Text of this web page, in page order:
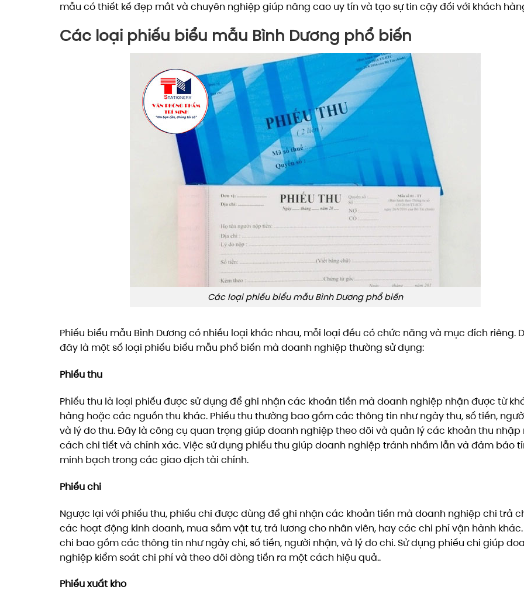
mẫu có thiết kế đẹp mắt và chuyên nghiệp giúp nâng cao uy tín và tạo sự tin cậy đối với khách
Các loại phiếu biểu mẫu Bình Dương phổ biến
Các loại phiếu biểu mẫu Bình Dương phổ biến
Phiếu biểu mẫu Bình Dương có nhiều loại khác nhau, mỗi loại đều có chức năng và mục đích riêng.
đây là một số loại phiếu biểu mẫu phổ biến mà doanh nghiệp thường sử dụng:
Phiếu thu
Phiếu thu là loại phiếu được sử dụng để ghi nhận các khoản tiền mà doanh nghiệp nhận được từ
hàng hoặc các nguồn thu khác. Phiếu thu thường bao gồm các thông tin như ngày thu, số tiền,
và lý do thu. Đây là công cụ quan trọng giúp doanh nghiệp theo dõi và quản lý các khoản thu nhập
cách chi tiết và chính xác. Việc sử dụng phiếu thu giúp doanh nghiệp tránh nhầm lẫn và đảm bảo
minh bạch trong các giao dịch tài chính.
Phiếu chi
Ngược lại với phiếu thu, phiếu chi được dùng để ghi nhận các khoản tiền mà doanh nghiệp chi trả
các hoạt động kinh doanh, mua sắm vật tư, trả lương cho nhân viên, hay các chi phí vận hành khác.
chi bao gồm các thông tin như ngày chi, số tiền, người nhận, và lý do chi. Sử dụng phiếu chi giúp
nghiệp kiểm soát chi phí và theo dõi dòng tiền ra một cách hiệu quả..
Phiếu xuất kho